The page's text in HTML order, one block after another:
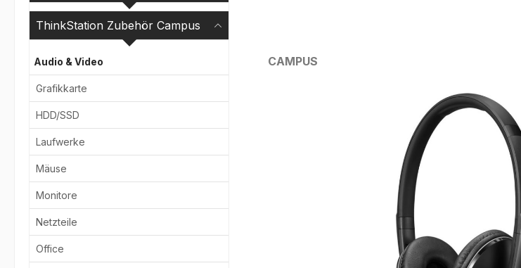
ThinkStation Zubehör Campus
Audio & Video
Grafikkarte
HDD/SSD
Laufwerke
Mäuse
Monitore
Netzteile
Office
CAMPUS